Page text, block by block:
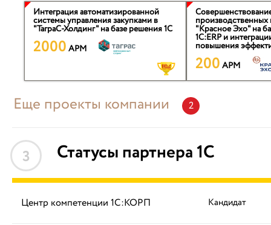
Интеграция автоматизированной
системы управления закупками в
"ТаграС-Холдинг" на базе решения 1С
2000 APM
"Красное Эхо" на
1С:ERP и
повышения
200 APM
Еще проекты компании 2
3 Статусы партнера 1С
Центр компетенции 1С:КОРП Кандидат